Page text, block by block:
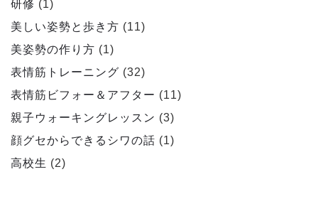
研修 (1)
美しい姿勢と歩き方 (11)
美姿勢の作り方 (1)
表情筋トレーニング (32)
表情筋ビフォー＆アフター (11)
親子ウォーキングレッスン (3)
顔グセからできるシワの話 (1)
高校生 (2)